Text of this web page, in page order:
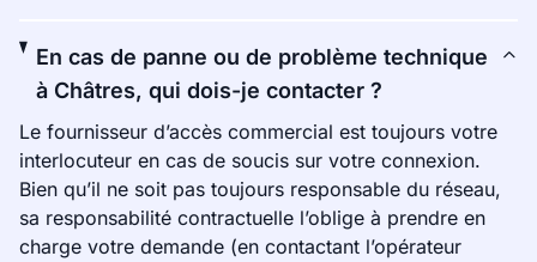
En cas de panne ou de problème technique
à Châtres, qui dois-je contacter ?
Le fournisseur d’accès commercial est toujours votre
interlocuteur en cas de soucis sur votre connexion.
Bien qu’il ne soit pas toujours responsable du réseau,
sa responsabilité contractuelle l’oblige à prendre en
charge votre demande (en contactant l’opérateur